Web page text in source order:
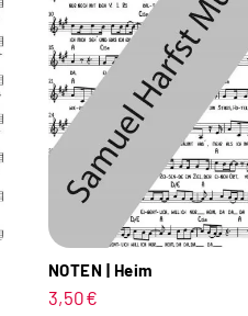
NOTEN | Heim
3,50€